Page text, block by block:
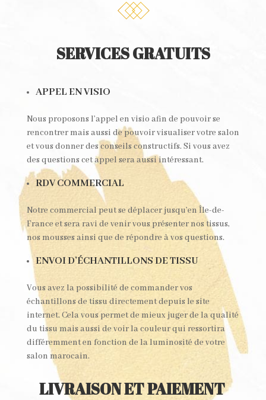
SERVICES GRATUITS
APPEL EN VISIO
Nous proposons l’appel en visio afin de pouvoir se
rencontrer mais aussi de pouvoir visualiser votre salon
et vous donner des conseils constructifs. Si vous avez
des questions cet appel sera aussi intéressant.
RDV COMMERCIAL
Notre commercial peut se déplacer jusqu’en Île-de-
France et sera ravi de venir vous présenter nos tissus,
nos mousses ainsi que de répondre à vos questions.
ENVOI D’ÉCHANTILLONS DE TISSU
Vous avez la possibilité de commander vos
échantillons de tissu directement depuis le site
internet. Cela vous permet de mieux juger de la qualité
du tissu mais aussi de voir la couleur qui ressortira
différemment en fonction de la luminosité de votre
salon marocain.
LIVRAISON ET PAIEMENT